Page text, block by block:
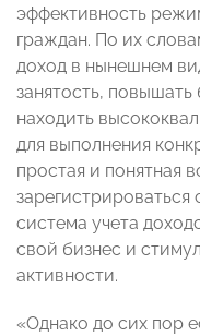
эффективность
граждан. По их
доход в нынешнем
занятость, повышать
находить
для выполнения
простая и понятная
зарегистрироваться
система учета
свой бизнес и
активности.
«Однако до сих пор